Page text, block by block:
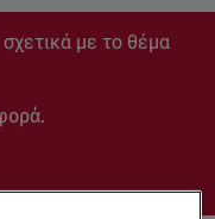
με το θέμα